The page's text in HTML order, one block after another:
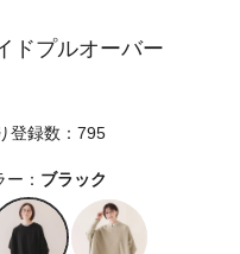
ドプルオーバー
登録数：795
： ブラック